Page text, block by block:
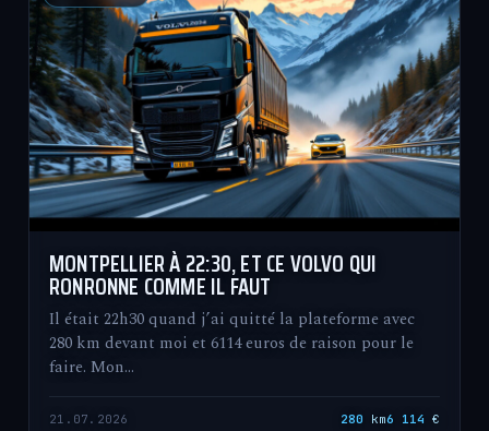
MONTPELLIER À 22:30, ET CE VOLVO QUI
RONRONNE COMME IL FAUT
Il était 22h30 quand j’ai quitté la plateforme avec
280 km devant moi et 6114 euros de raison pour le
faire. Mon…
21.07.2026 280 km6 114 €